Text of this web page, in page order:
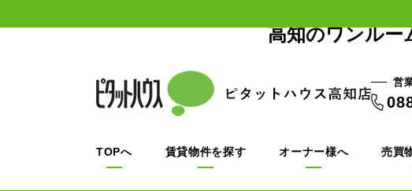
高知のワンルー
営
TOPへ 賃貸物件を探す オーナー様へ 売買